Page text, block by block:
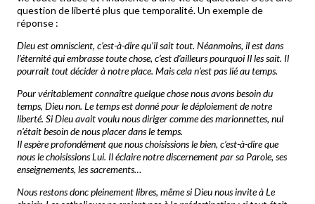
question de liberté plus que temporalité. Un exemple de
réponse :
Dieu est omniscient, c’est-à-dire qu’il sait tout. Néanmoins, il est dans
l’éternité qui embrasse toute chose, c’est d’ailleurs pourquoi Il les sait. Il
pourrait tout décider à notre place. Mais cela n’est pas lié au temps.
Pour véritablement connaître quelque chose nous avons besoin du
temps, Dieu non. Le temps est donné pour le déploiement de notre
liberté. Si Dieu avait voulu nous diriger comme des marionnettes, nul
n’était besoin de nous placer dans le temps.
Il espère profondément que nous choisissions le bien, c’est-à-dire que
nous le choisissions Lui. Il éclaire notre discernement par sa Parole, ses
enseignements, les sacrements…
Nous restons donc pleinement libres, même si Dieu nous invite à Le